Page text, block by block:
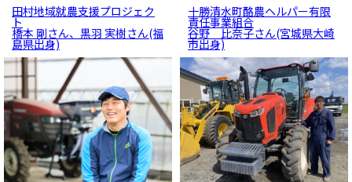
先輩インタビュー
田村地域就農支援プロジェク
ト
橋本 剛さん、黒羽 実樹さん(福
島県出身)
先輩インタビュー
十勝清水町酪農ヘルパー有限
責任事業組合
谷野 比奈子さん(宮城県大崎
市出身)